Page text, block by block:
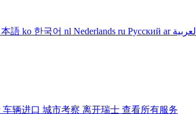
本語 ko 한국어 nl Nederlands ru Русский ar العربية
车辆进口 城市考察 离开瑞士 查看所有服务